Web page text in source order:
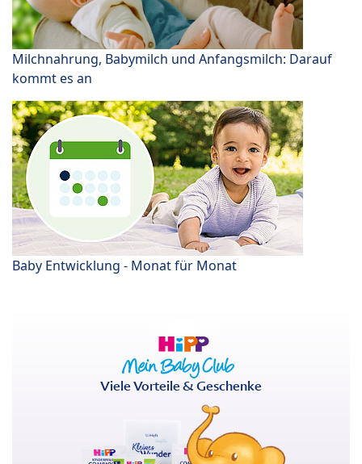
Milchnahrung, Babymilch und Anfangsmilch: Darauf
kommt es an
Baby Entwicklung - Monat für Monat
Viele Vorteile & Geschenke